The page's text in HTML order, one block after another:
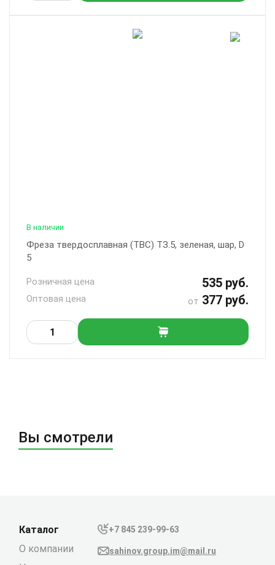
В наличии
Фреза твердосплавная (ТВС) ТЗ.5, зеленая, шар, D
5
Розничная цена 535 руб.
Оптовая цена от 377 руб.
Вы смотрели
Каталог
О компании
+7 845 239-99-63
sahinov.group.im@mail.ru